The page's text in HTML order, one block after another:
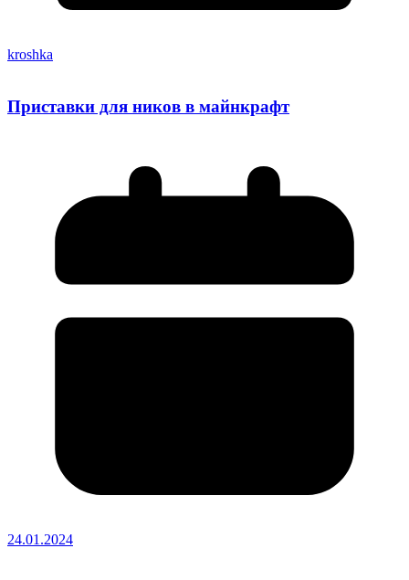
kroshka
Приставки для ников в майнкрафт
24.01.2024